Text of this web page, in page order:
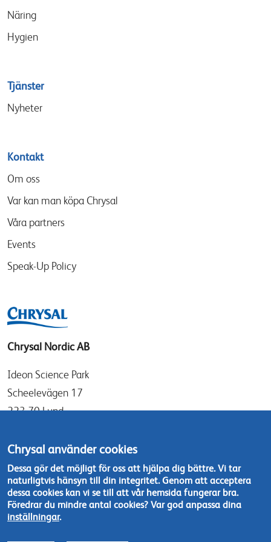
Näring
Hygien
Tjänster
Nyheter
Kontakt
Om oss
Var kan man köpa Chrysal
Våra partners
Events
Speak-Up Policy
Chrysal Nordic AB
Ideon Science Park
Scheelevägen 17
223 70 Lund
info@chrysal.se
Tel: +46 46 - 19 05 40
Kontakta oss
Chrysal använder cookies
Dessa gör det möjligt för oss att hjälpa dig bättre. Vi tar
naturligtvis hänsyn till din integritet. Genom att acceptera
dessa cookies kan vi se till att vår hemsida fungerar bra.
Föredrar du mindre antal cookies? Var god anpassa dina
inställningar.